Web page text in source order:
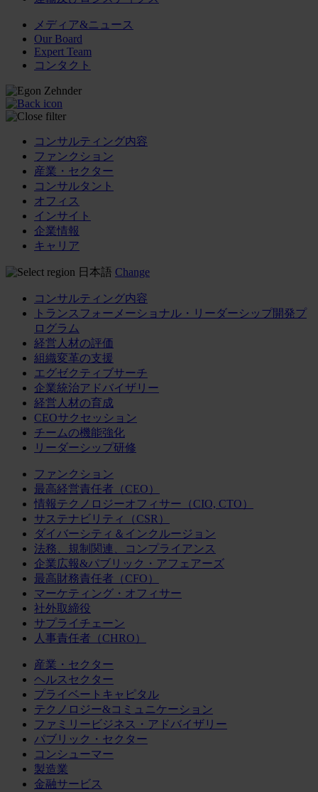
メディア&ニュース
Our Board
Expert Team
コンタクト
コンサルティング内容
ファンクション
産業・セクター
コンサルタント
オフィス
インサイト
企業情報
キャリア
日本語 Change
コンサルティング内容
トランスフォーメーショナル・リーダーシップ開発プ
ログラム
経営人材の評価
組織変革の支援
エグゼクティブサーチ
企業統治アドバイザリー
経営人材の育成
CEOサクセッション
チームの機能強化
リーダーシップ研修
ファンクション
最高経営責任者（CEO）
情報テクノロジーオフィサー（CIO, CTO）
サステナビリティ（CSR）
ダイバーシティ＆インクルージョン
法務、規制関連、コンプライアンス
企業広報&パブリック・アフェアーズ
最高財務責任者（CFO）
マーケティング・オフィサー
社外取締役
サプライチェーン
人事責任者（CHRO）
産業・セクター
ヘルスセクター
プライベートキャピタル
テクノロジー&コミュニケーション
ファミリービジネス・アドバイザリー
パブリック・セクター
コンシューマー
製造業
金融サービス